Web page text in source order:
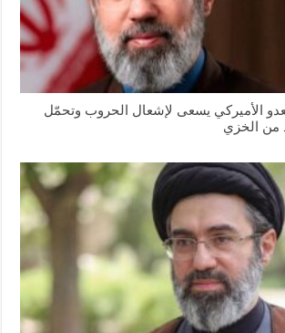
الأميركي يسعى لإشعال الحروب وتحمّل
من الخزي